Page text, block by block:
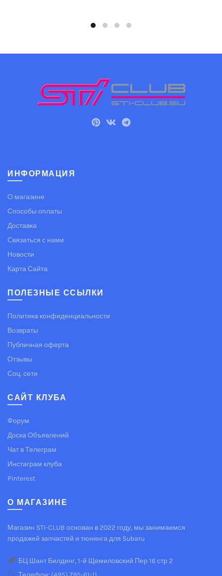
ИНФОРМАЦИЯ
О магазине
Способы оплаты
Доставка
Связаться с нами
Новости
Карта Сайта
ПОЛЕЗНЫЕ ССЫЛКИ
Политика конфиденциальности
Возвраты
Публичная оферта
Отзывы
Соц. сети
САЙТ КЛУБА
Форум
Доска Объявлений
Чат в Телеграм
Инстаграм клуба
Pinterest
О МАГАЗИНЕ
Магазин STI-CLUB основан в 2022 году, мы занимаемся
продажей запчастей и тюнинга для Subaru
БЦ Шант Билдинг, 1-й Щемиловский Пер 16 стр 2